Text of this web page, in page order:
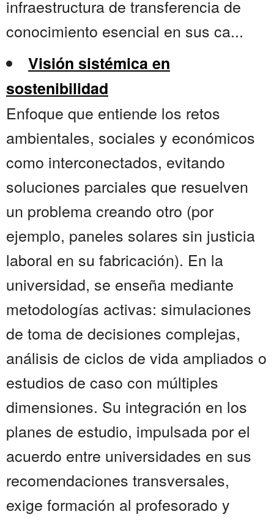
infraestructura de transferencia de
conocimiento esencial en sus ca...
Visión sistémica en
sostenibilidad
Enfoque que entiende los retos
ambientales, sociales y económicos
como interconectados, evitando
soluciones parciales que resuelven
un problema creando otro (por
ejemplo, paneles solares sin justicia
laboral en su fabricación). En la
universidad, se enseña mediante
metodologías activas: simulaciones
de toma de decisiones complejas,
análisis de ciclos de vida ampliados o
estudios de caso con múltiples
dimensiones. Su integración en los
planes de estudio, impulsada por el
acuerdo entre universidades en sus
recomendaciones transversales,
exige formación al profesorado y